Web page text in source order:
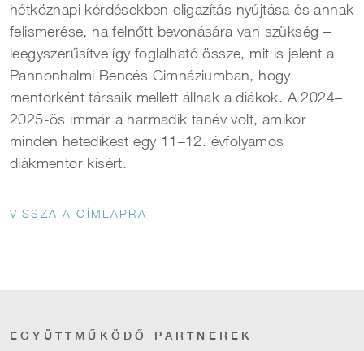
hétköznapi kérdésekben eligazítás nyújtása és annak
felismerése, ha felnőtt bevonására van szükség –
leegyszerűsítve így foglalható össze, mit is jelent a
Pannonhalmi Bencés Gimnáziumban, hogy
mentorként társaik mellett állnak a diákok. A 2024–
2025-ös immár a harmadik tanév volt, amikor
minden hetedikest egy 11–12. évfolyamos
diákmentor kísért.
Morzsa
VISSZA A CÍMLAPRA
EGYÜTTMŰKÖDŐ PARTNEREK